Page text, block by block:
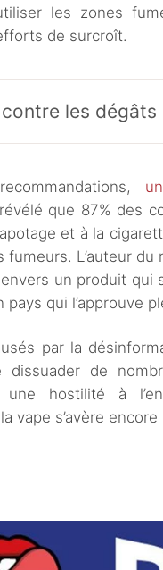
les zones
de surcroît.
les
que 87% des
et à la
fumeurs. L’auteur
un produit qui
pays qui l’approuve
par la
dissuader de
hostilité à
vape s’avère